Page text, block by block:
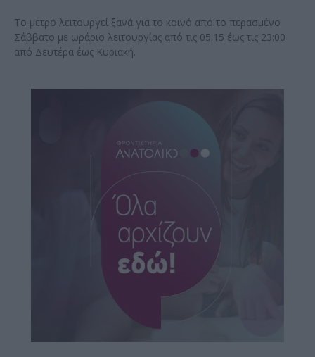
Το μετρό λειτουργεί ξανά για το κοινό από το περασμένο
Σάββατο με ωράριο λειτουργίας από τις 05:15 έως τις 23:00
από Δευτέρα έως Κυριακή.